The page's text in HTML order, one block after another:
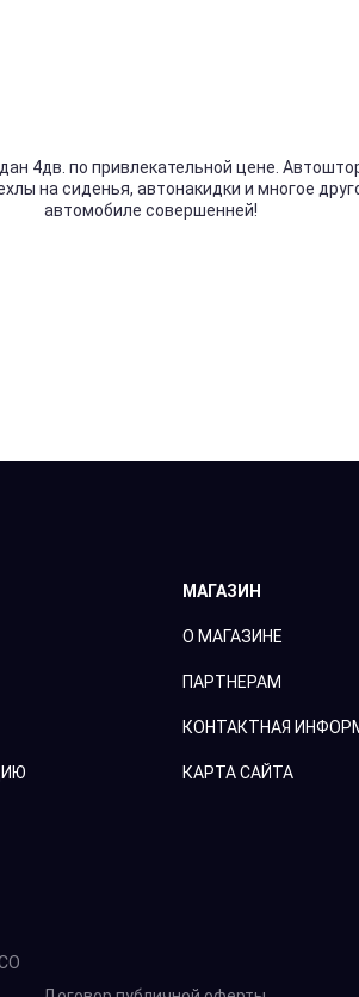
4дв. по привлекательной цене.
на сиденья, автонакидки и многое
автомобиле совершенней!
МАГАЗИН
О МАГАЗИНЕ
ПАРТНЕРАМ
КОНТАКТНАЯ
КАРТА САЙТА